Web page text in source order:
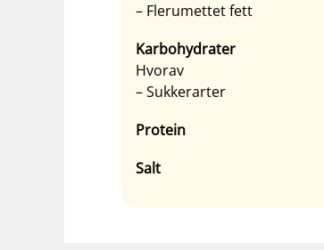
– Flerumettet fett
Karbohydrater
Hvorav
– Sukkerarter
Protein
Salt